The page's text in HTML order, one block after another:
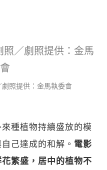
劇照提供：金馬執委會
種植物持續盛放的模
己達成的和解。 電影
繁盛，居中的植物不